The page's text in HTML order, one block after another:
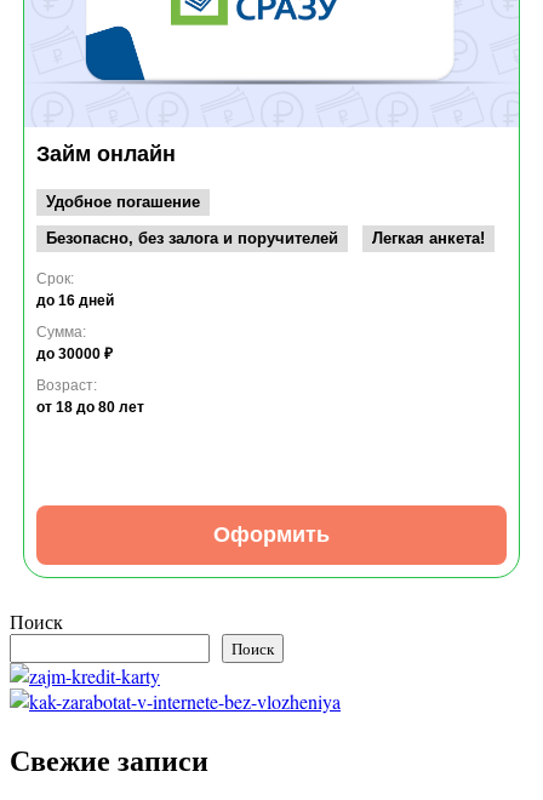
Займ онлайн
Удобное погашение
Безопасно, без залога и поручителей
Легкая анкета!
Срок:
до 16 дней
Сумма:
до 30000 ₽
Возраст:
от 18 до 80 лет
Оформить
Поиск
Поиск
Свежие записи